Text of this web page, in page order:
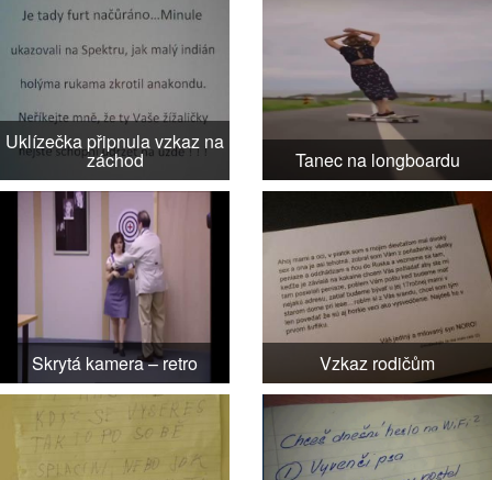
Uklízečka připnula vzkaz na
záchod Tanec na longboardu
Skrytá kamera – retro Vzkaz rodičům